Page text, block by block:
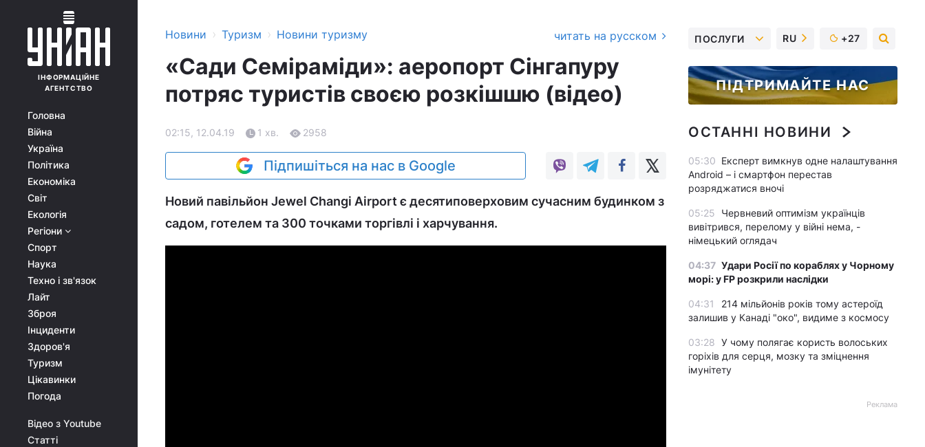
ІНФОРМАЦІЙНЕ
АГЕНТСТВО
Головна
Війна
Україна
Політика
Економіка
Світ
Екологія
Регіони
Спорт
Наука
Техно і зв'язок
Лайт
Зброя
Інциденти
Здоров'я
Туризм
Цікавинки
Погода
Відео з Youtube
Статті
Новини › Туризм › Новини туризму читать на русском
«Сади Семіраміди»: аеропорт Сінгапуру
потряс туристів своєю розкішшю (відео)
02:15, 12.04.19 1 хв. 2958
Підпишіться на нас в Google
Новий павільйон Jewel Changi Airport є десятиповерховим сучасним будинком з
садом, готелем та 300 точками торгівлі і харчування.
ПОСЛУГИ RU +27
ПІДТРИМАЙТЕ НАС
ОСТАННІ НОВИНИ
05:30 Експерт вимкнув одне налаштування
Android – і смартфон перестав
розряджатися вночі
05:25
Червневий оптимізм українців
вивітрився, перелому у війні нема, -
німецький оглядач
04:37 Удари Росії по кораблях у Чорному
морі: у FP розкрили наслідки
04:31
214 мільйонів років тому астероїд
залишив у Канаді "око", видиме з космосу
03:28 У чому полягає користь волоських
горіхів для серця, мозку та зміцнення
імунітету
Реклама